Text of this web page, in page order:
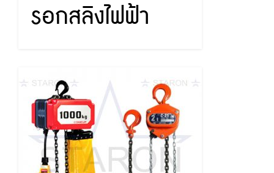
รอกสลิงไฟฟ้า